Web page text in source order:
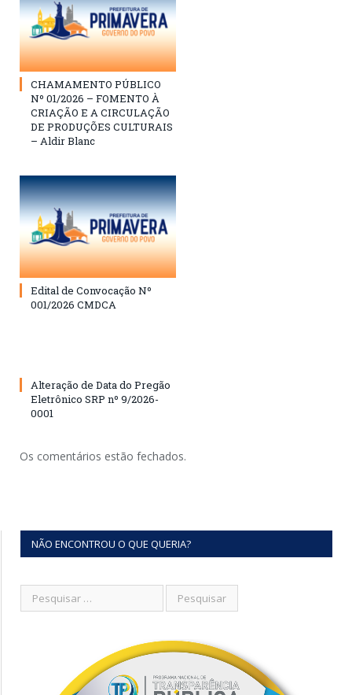
CHAMAMENTO PÚBLICO
Nº 01/2026 – FOMENTO À
CRIAÇÃO E A CIRCULAÇÃO
DE PRODUÇÕES CULTURAIS
– Aldir Blanc
Edital de Convocação Nº
001/2026 CMDCA
Alteração de Data do Pregão
Eletrônico SRP nº 9/2026-
0001
Os comentários estão fechados.
NÃO ENCONTROU O QUE QUERIA?